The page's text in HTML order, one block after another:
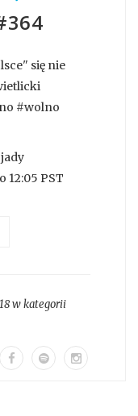
się nie
#wolno
12:05 PST
w kategorii